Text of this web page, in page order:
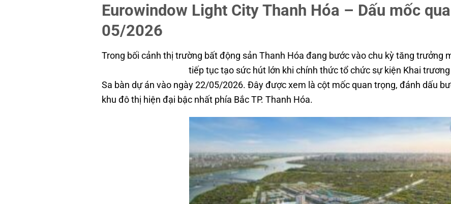
Eurowindow Light City Thanh Hóa – Dấu mốc
05/2026
Trong bối cảnh thị trường bất động sản Thanh Hóa đang bước vào chu kỳ tăng trưởng
tiếp tục tạo sức hút lớn khi chính thức tổ chức sự kiện Khai
Sa bàn dự án vào ngày 22/05/2026. Đây được xem là cột mốc quan trọng, đánh dấu
khu đô thị hiện đại bậc nhất phía Bắc TP. Thanh Hóa.